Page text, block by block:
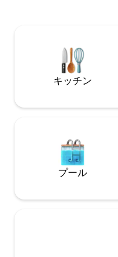
ー、ハイキングコース、
ーズ・プレイスがありま
ト・レックストンやスキ
レイルも探索できます。
キッチン
プール